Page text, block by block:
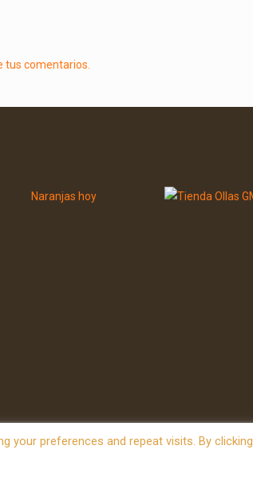
tus comentarios.
your preferences and repeat visits. By clicking